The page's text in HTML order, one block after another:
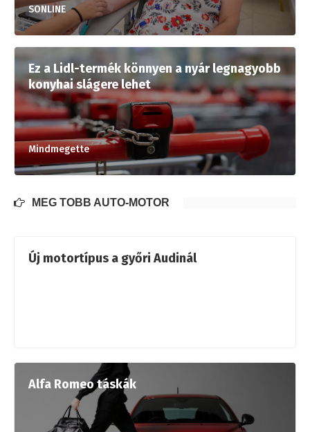
SONLINE
Ez a Lidl-termék könnyen a nyár legnagyobb
konyhai slágere lehet
Mindmegette
MÉG TÖBB AUTÓ-MOTOR
Új motortípus a győri Audinál
Alfa Romeo táskák